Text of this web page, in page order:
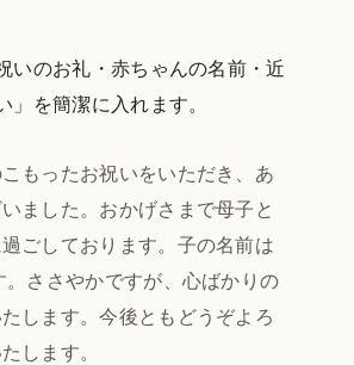
いのお礼・赤ちゃんの名前・近
」を簡潔に入れます。
もったお祝いをいただき、あ
ました。おかげさまで母子と
ごしております。子の名前は
。ささやかですが、心ばかりの
します。今後ともどうぞよろ
します。